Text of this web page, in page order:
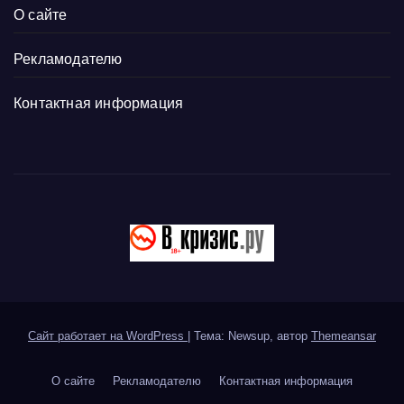
О сайте
Рекламодателю
Контактная информация
Сайт работает на WordPress Тема: Newsup, автор Themeansar
О сайте Рекламодателю Контактная информация